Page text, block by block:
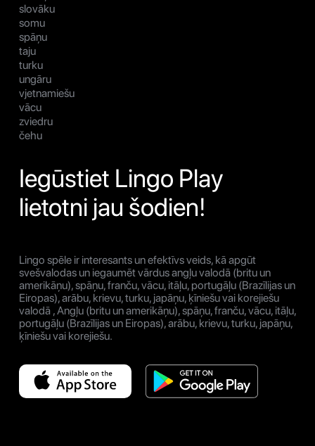
slovāku
somu
spāņu
taju
turku
ungāru
vjetnamiešu
vācu
zviedru
čehu
Iegūstiet Lingo Play
lietotni jau šodien!
Lingo spēle ir interesants un efektīvs veids, kā apgūt
svešvalodas un iegaumēt vārdus angļu valodā (britu un
amerikāņu), spāņu, franču, vācu, itāļu, portugāļu (Brazīlijas un
Eiropas), arābu, krievu, turku, japāņu, ķīniešu vai korejiešu
valodā , Angļu (britu un amerikāņu), spāņu, franču, vācu, itāļu,
portugāļu (Brazīlijas un Eiropas), arābu, krievu, turku, japāņu,
ķīniešu vai korejiešu.